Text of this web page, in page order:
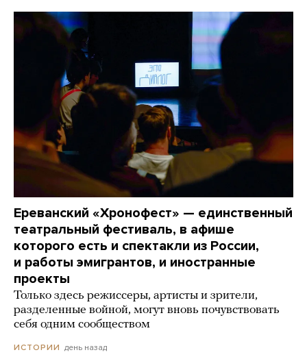
Ереванский «Хронофест» — единственный
театральный фестиваль, в афише
которого есть и спектакли из России,
и работы эмигрантов, и иностранные
проекты
Только здесь режиссеры, артисты и зрители,
разделенные войной, могут вновь почувствовать
себя одним сообществом
ИСТОРИИ день назад